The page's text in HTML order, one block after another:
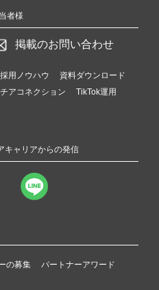
者様
掲載のお問い合わせ
採用ノウハウ
資料ダウンロード
チアコネクション
TikTok運用
キャリアからの発信
の募集 パートナーアワード